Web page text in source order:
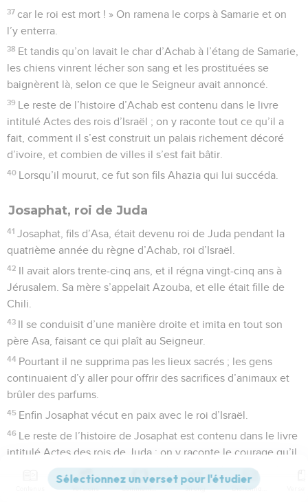
37 car le roi est mort ! » On ramena le corps à Samarie et on
l’y enterra.
38 Et tandis qu’on lavait le char d’Achab à l’étang de Samarie,
les chiens vinrent lécher son sang et les prostituées se
baignèrent là, selon ce que le Seigneur avait annoncé.
39 Le reste de l’histoire d’Achab est contenu dans le livre
intitulé Actes des rois d’Israël ; on y raconte tout ce qu’il a
fait, comment il s’est construit un palais richement décoré
d’ivoire, et combien de villes il s’est fait bâtir.
40 Lorsqu’il mourut, ce fut son fils Ahazia qui lui succéda.
Josaphat, roi de Juda
41 Josaphat, fils d’Asa, était devenu roi de Juda pendant la
quatrième année du règne d’Achab, roi d’Israël.
42 Il avait alors trente-cinq ans, et il régna vingt-cinq ans à
Jérusalem. Sa mère s’appelait Azouba, et elle était fille de
Chili.
43 Il se conduisit d’une manière droite et imita en tout son
père Asa, faisant ce qui plaît au Seigneur.
44 Pourtant il ne supprima pas les lieux sacrés ; les gens
continuaient d’y aller pour offrir des sacrifices d’animaux et
brûler des parfums.
45 Enfin Josaphat vécut en paix avec le roi d’Israël.
46 Le reste de l’histoire de Josaphat est contenu dans le livre
intitulé Actes des rois de Juda ; on y raconte le courage qu’il
a montré, les guerres qu’il a livrées,
et comment il a éliminé du pays tous les hommes et les
Versions Commentaires Strong